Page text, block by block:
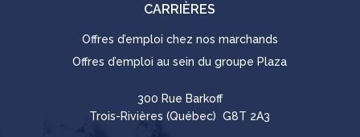
CARRIÈRES
Offres d’emploi chez nos marchands
Offres d’emploi au sein du groupe Plaza
300 Rue Barkoff
Trois-Rivières (Québec) G8T 2A3